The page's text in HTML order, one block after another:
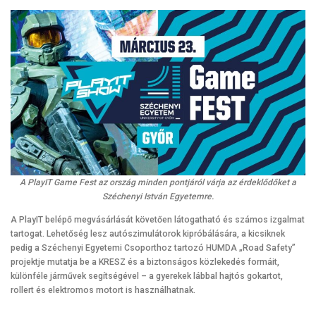
A PlayIT Game Fest az ország minden pontjáról várja az érdeklődőket a
Széchenyi István Egyetemre.
A PlayIT belépő megvásárlását követően látogatható és számos izgalmat
tartogat. Lehetőség lesz autószimulátorok kipróbálására, a kicsiknek
pedig a Széchenyi Egyetemi Csoporthoz tartozó HUMDA „Road Safety”
projektje mutatja be a KRESZ és a biztonságos közlekedés formáit,
különféle járművek segítségével – a gyerekek lábbal hajtós gokartot,
rollert és elektromos motort is használhatnak.